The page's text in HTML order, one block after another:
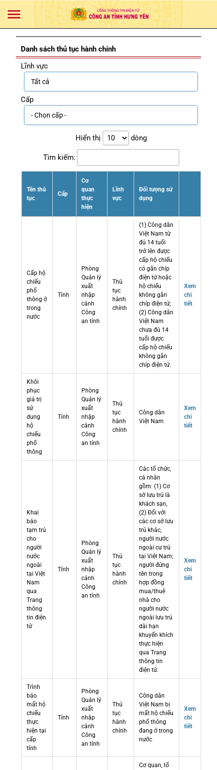
Danh sách thủ tục hành chính
Lĩnh vực
Cấp
Hiển thị dòng
Tìm kiếm:
Tên thủ
tục
Cấp
Cơ
quan
thực
hiện
Lĩnh
vực
Đối tượng sử
dụng
Cấp hộ
chiếu
phổ
thông ở
trong
nước
Tỉnh
Phòng
Quản lý
xuất
nhập
cảnh
Công
an tỉnh
Thủ
tục
hành
chính
(1) Công dân
Việt Nam từ
đủ 14 tuổi
trở lên được
cấp hộ chiếu
có gắn chíp
điện tử hoặc
hộ chiếu
không gắn
chíp điện tử;
(2) Công dân
Việt Nam
chưa đủ 14
tuổi được
cấp hộ chiếu
không gắn
chíp điện tử.
Xem
chi
tiết
Khôi
phục
giá trị
sử
dụng
hộ
chiếu
phổ
thông
Tỉnh
Phòng
Quản lý
xuất
nhập
cảnh
Công
an tỉnh
Thủ
tục
hành
chính
Công dân
Việt Nam
Xem
chi
tiết
Khai
báo
tạm trú
cho
người
nước
ngoài
tại Việt
Nam
qua
Trang
thông
tin điện
tử
Tỉnh
Phòng
Quản lý
xuất
nhập
cảnh
Công
an tỉnh
Thủ
tục
hành
chính
Các tổ chức,
cá nhân
gồm: (1) Cơ
sở lưu trú là
khách sạn,
(2) Đối với
các cơ sở lưu
trú khác;
người nước
ngoài cư trú
tại Việt Nam;
người đứng
tên trong
hợp đồng
mua/thuê
nhà cho
người nước
ngoài lưu trú
dài hạn
khuyến khích
thực hiện
qua Trang
thông tin
điện tử.
Xem
chi
tiết
Trình
báo
mất hộ
chiếu
thực
hiện tại
cấp
tỉnh
Tỉnh
Phòng
Quản lý
xuất
nhập
cảnh
Công
an tỉnh
Thủ
tục
hành
chính
Công dân
Việt Nam bị
mất hộ chiếu
phổ thông
đang ở trong
nước
Xem
chi
tiết
Cơ quan, tổ